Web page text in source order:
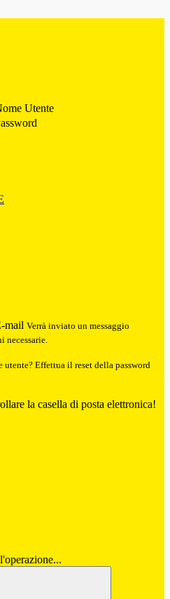
Utente
mail Verrà inviato un messaggio
necessarie.
utente? Effettua il reset della password
la casella di posta elettronica!